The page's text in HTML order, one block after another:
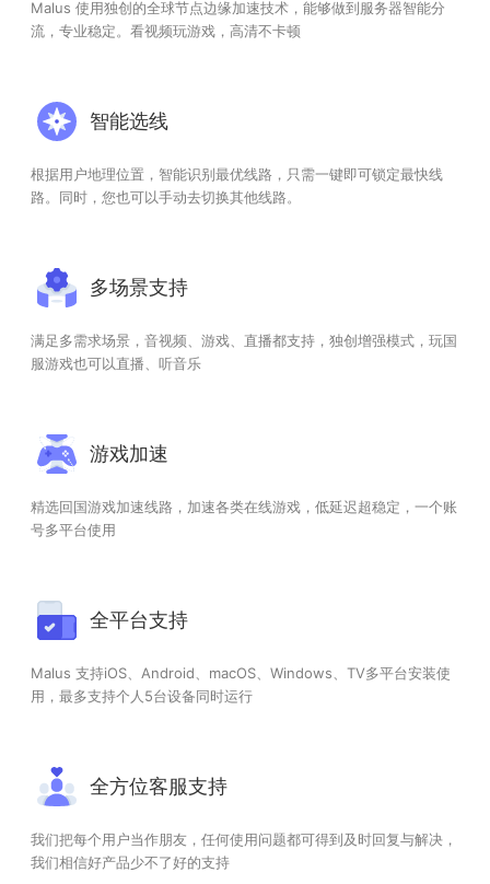
Malus 使用独创的全球节点边缘加速技术，能够做到服务器智能分
流，专业稳定。看视频玩游戏，高清不卡顿
智能选线
根据用户地理位置，智能识别最优线路，只需一键即可锁定最快线
路。同时，您也可以手动去切换其他线路。
多场景支持
满足多需求场景，音视频、游戏、直播都支持，独创增强模式，玩国
服游戏也可以直播、听音乐
游戏加速
精选回国游戏加速线路，加速各类在线游戏，低延迟超稳定，一个账
号多平台使用
全平台支持
Malus 支持iOS、Android、macOS、Windows、TV多平台安装使
用，最多支持个人5台设备同时运行
全方位客服支持
我们把每个用户当作朋友，任何使用问题都可得到及时回复与解决，
我们相信好产品少不了好的支持